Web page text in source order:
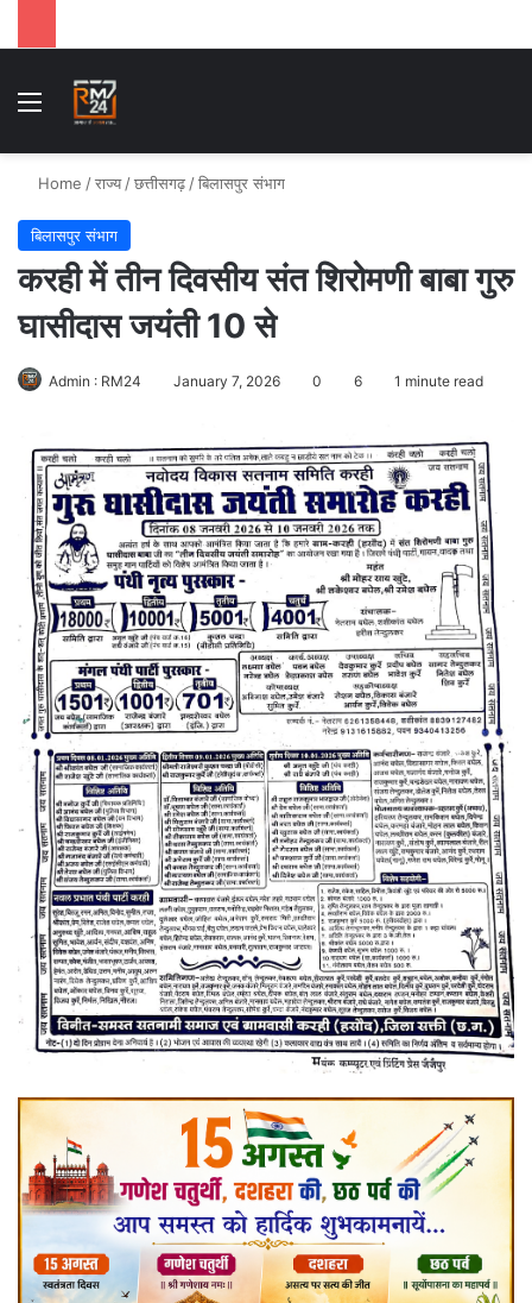
Menu
Home /राज्य /छत्तीसगढ़ /बिलासपुर संभाग
बिलासपुर संभाग
करही में तीन दिवसीय संत शिरोमणी बाबा गुरु
घासीदास जयंती 10 से
Admin : RM24 January 7, 2026 0 6 1 minute read